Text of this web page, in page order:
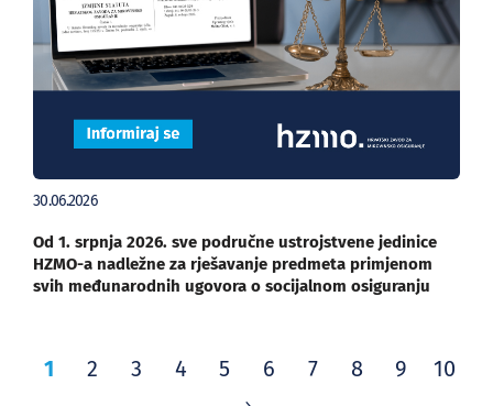
30.06.2026
Od 1. srpnja 2026. sve područne ustrojstvene jedinice
HZMO-a nadležne za rješavanje predmeta primjenom
svih međunarodnih ugovora o socijalnom osiguranju
1 2 3 4 5 6 7 8 9 10